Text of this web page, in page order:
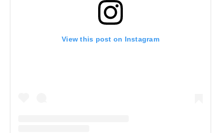
View this post on Instagram